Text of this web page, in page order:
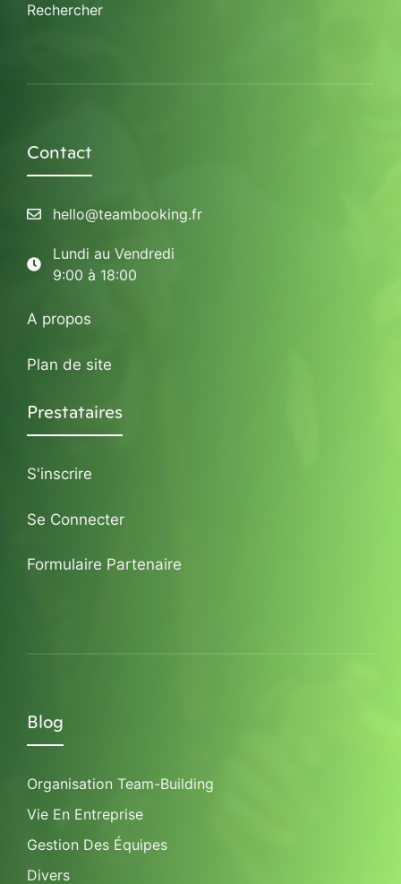
Rechercher
Contact
hello@teambooking.fr
Lundi au Vendredi
9:00 à 18:00
A propos
Plan de site
Prestataires
S'inscrire
Se Connecter
Formulaire Partenaire
Blog
Organisation Team-Building
Vie En Entreprise
Gestion Des Équipes
Divers